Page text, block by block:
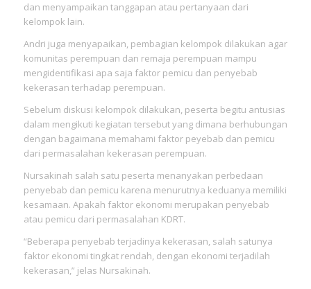
dan menyampaikan tanggapan atau pertanyaan dari
kelompok lain.
Andri juga menyapaikan, pembagian kelompok dilakukan agar
komunitas perempuan dan remaja perempuan mampu
mengidentifikasi apa saja faktor pemicu dan penyebab
kekerasan terhadap perempuan.
Sebelum diskusi kelompok dilakukan, peserta begitu antusias
dalam mengikuti kegiatan tersebut yang dimana berhubungan
dengan bagaimana memahami faktor peyebab dan pemicu
dari permasalahan kekerasan perempuan.
Nursakinah salah satu peserta menanyakan perbedaan
penyebab dan pemicu karena menurutnya keduanya memiliki
kesamaan. Apakah faktor ekonomi merupakan penyebab
atau pemicu dari permasalahan KDRT.
“Beberapa penyebab terjadinya kekerasan, salah satunya
faktor ekonomi tingkat rendah, dengan ekonomi terjadilah
kekerasan,” jelas Nursakinah.